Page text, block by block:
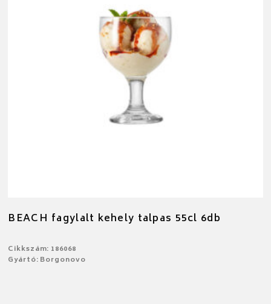
BEACH fagylalt kehely talpas 55cl 6db
Cikkszám: 186068
Gyártó: Borgonovo